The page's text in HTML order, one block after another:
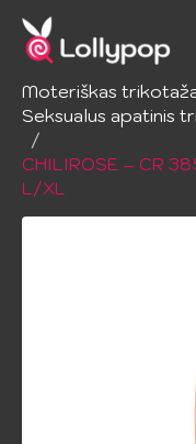
Pradžia
Apatinis
Moteriškas
Seksualus apatinis
CHILIROSE – CR
L/XL